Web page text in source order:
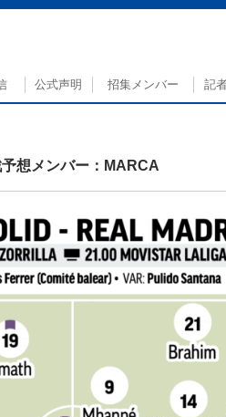
公式声明 招集メンバー 記
想メンバー：MARCA